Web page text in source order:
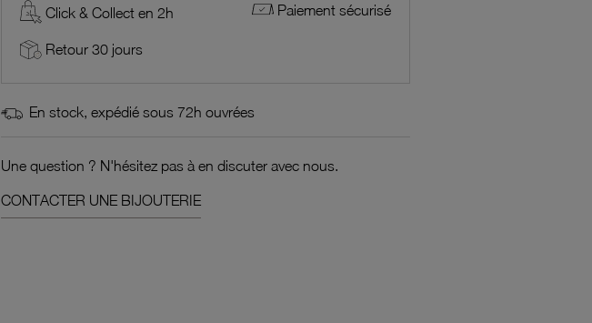
Click & Collect en 2h Paiement sécurisé
Retour 30 jours
En stock, expédié sous 72h ouvrées
Une question ? N'hésitez pas à en discuter avec nous.
CONTACTER UNE BIJOUTERIE